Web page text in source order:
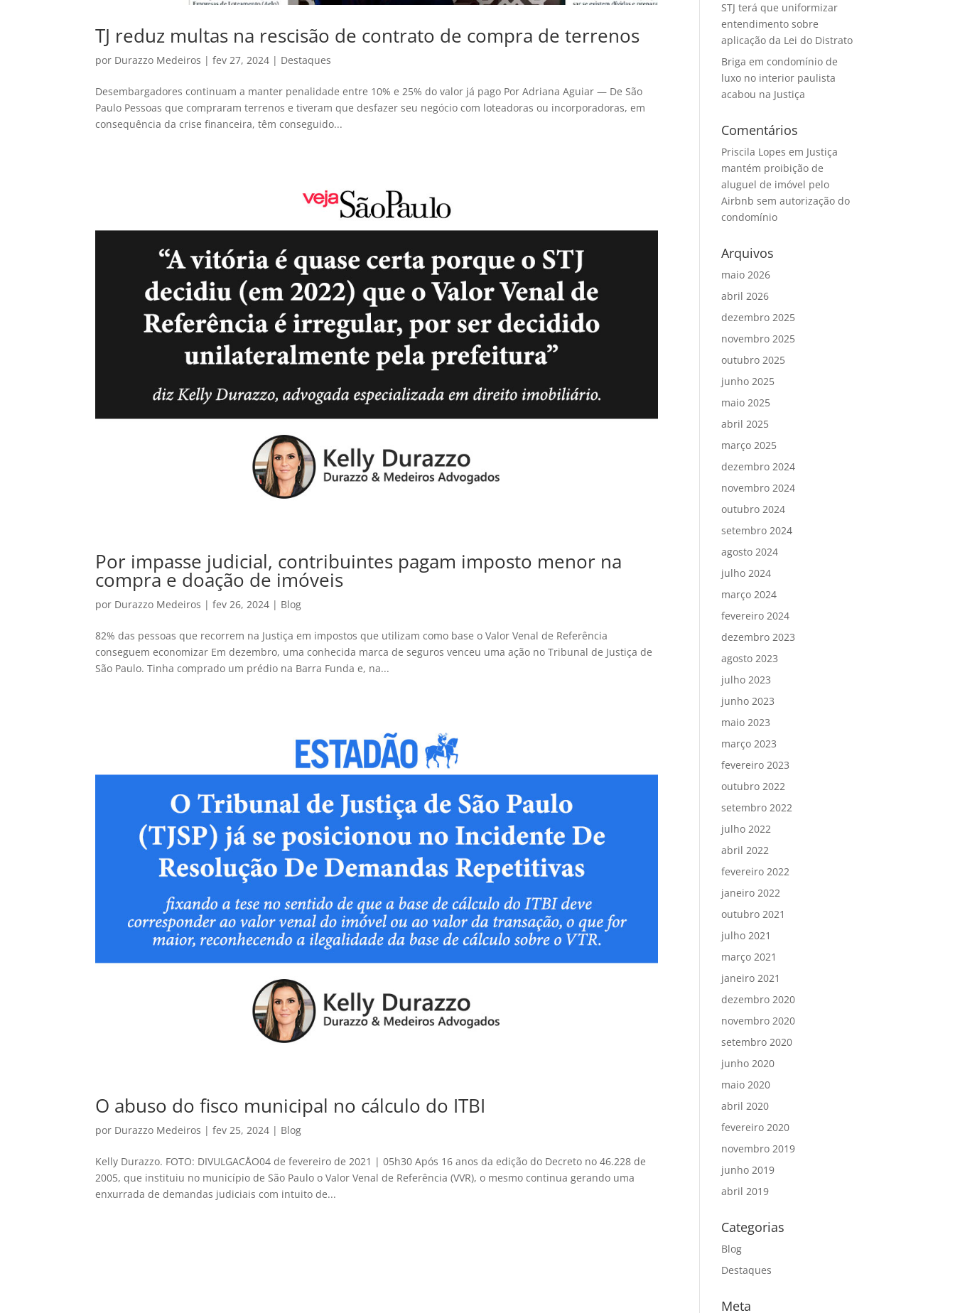
TJ reduz multas na rescisão de contrato de compra de terrenos
por Durazzo Medeiros |fev 27, 2024 | Destaques
Desembargadores continuam a manter penalidade entre 10% e 25% do valor já pago Por Adriana Aguiar — De São
Paulo Pessoas que compraram terrenos e tiveram que desfazer seu negócio com loteadoras ou incorporadoras, em
consequência da crise financeira, têm conseguido...
Por impasse judicial, contribuintes pagam imposto menor na
compra e doação de imóveis
por Durazzo Medeiros |fev 26, 2024 | Blog
82% das pessoas que recorrem na Justiça em impostos que utilizam como base o Valor Venal de Referência
conseguem economizar Em dezembro, uma conhecida marca de seguros venceu uma ação no Tribunal de Justiça de
São Paulo. Tinha comprado um prédio na Barra Funda e, na...
O abuso do fisco municipal no cálculo do ITBI
por Durazzo Medeiros |fev 25, 2024 | Blog
Kelly Durazzo. FOTO: DIVULGACÅO04 de fevereiro de 2021 | 05h30 Após 16 anos da edição do Decreto no 46.228 de
2005, que instituiu no município de São Paulo o Valor Venal de Referência (VVR), o mesmo continua gerando uma
enxurrada de demandas judiciais com intuito de...
STJ terá que uniformizar
entendimento sobre
aplicação da Lei do Distrato
Briga em condomínio de
luxo no interior paulista
acabou na Justiça
Comentários
Priscila Lopes em Justiça
mantém proibição de
aluguel de imóvel pelo
Airbnb sem autorização do
condomínio
Arquivos
maio 2026
abril 2026
dezembro 2025
novembro 2025
outubro 2025
junho 2025
maio 2025
abril 2025
março 2025
dezembro 2024
novembro 2024
outubro 2024
setembro 2024
agosto 2024
julho 2024
março 2024
fevereiro 2024
dezembro 2023
agosto 2023
julho 2023
junho 2023
maio 2023
março 2023
fevereiro 2023
outubro 2022
setembro 2022
julho 2022
abril 2022
fevereiro 2022
janeiro 2022
outubro 2021
julho 2021
março 2021
janeiro 2021
dezembro 2020
novembro 2020
setembro 2020
junho 2020
maio 2020
abril 2020
fevereiro 2020
novembro 2019
junho 2019
abril 2019
Categorias
Blog
Destaques
Meta